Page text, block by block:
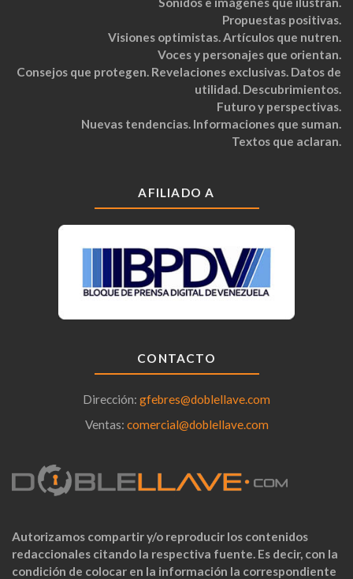
Propuestas positivas.
Visiones optimistas. Artículos que nutren.
Voces y personajes que orientan.
Consejos que protegen. Revelaciones exclusivas. Datos de
utilidad. Descubrimientos.
Futuro y perspectivas.
Nuevas tendencias. Informaciones que suman.
Textos que aclaran.
AFILIADO A
CONTACTO
Dirección: gfebres@doblellave.com
Ventas: comercial@doblellave.com
Autorizamos compartir y/o reproducir los contenidos
redaccionales citando la respectiva fuente. Es decir, con la
condición de colocar en la información la correspondiente